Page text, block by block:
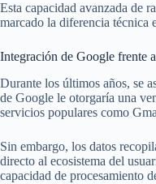
Esta capacidad avanzada de
marcado la diferencia técnica
Integración de Google frente
Durante los últimos años, se
de Google le otorgaría una
servicios populares como
Sin embargo, los datos
directo al ecosistema del
capacidad de procesamiento